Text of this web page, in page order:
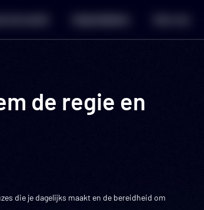
de regie en
die je dagelijks maakt en de bereidheid om